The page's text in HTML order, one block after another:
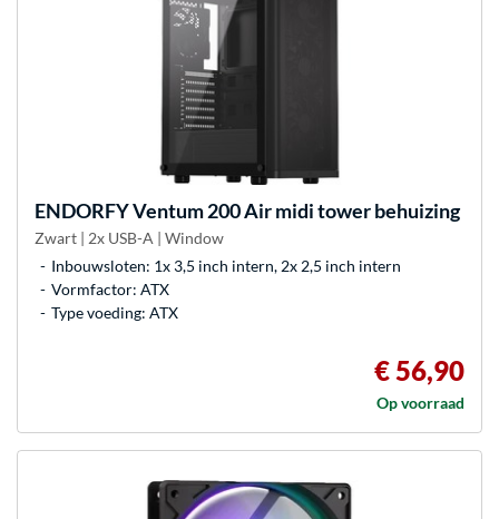
ENDORFYVentum 200 Air midi tower behuizing
Zwart | 2x USB-A | Window
Inbouwsloten: 1x 3,5 inch intern, 2x 2,5 inch intern
Vormfactor: ATX
Type voeding: ATX
€ 56,90
Op voorraad